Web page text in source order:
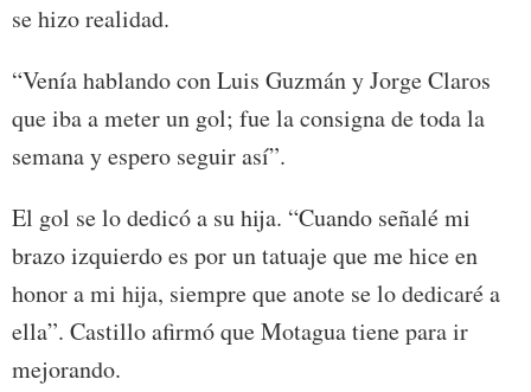
se hizo realidad.
“Venía hablando con Luis Guzmán y Jorge Claros
que iba a meter un gol; fue la consigna de toda la
semana y espero seguir así”.
El gol se lo dedicó a su hija. “Cuando señalé mi
brazo izquierdo es por un tatuaje que me hice en
honor a mi hija, siempre que anote se lo dedicaré a
ella”. Castillo afirmó que Motagua tiene para ir
mejorando.